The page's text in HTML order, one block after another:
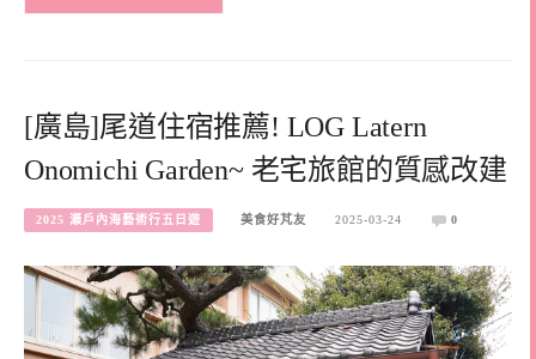
[廣島]尾道住宿推薦! LOG Latern
Onomichi Garden~ 老宅旅館的質感改建
2025 瀨戶內海藝術行五日遊 美食好芃友 2025-03-24 0